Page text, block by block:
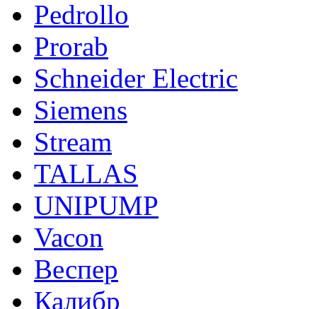
Pedrollo
Prorab
Schneider Electric
Siemens
Stream
TALLAS
UNIPUMP
Vacon
Веспер
Калибр